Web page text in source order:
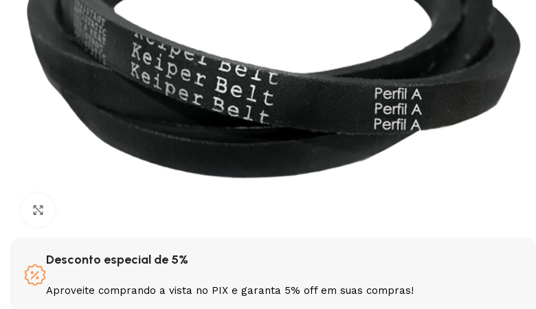
3L 3VX 5V
Desconto especial de 5%
Aproveite comprando a vista no PIX e garanta 5% off em suas compras!